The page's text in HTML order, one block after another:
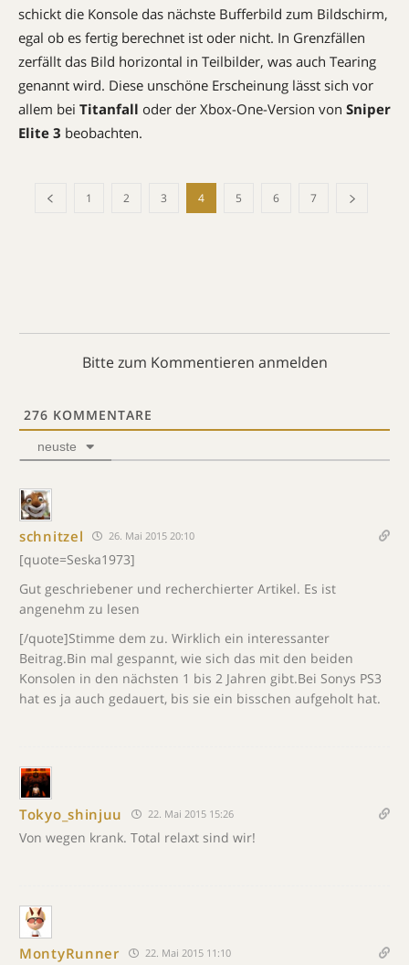
schickt die Konsole das nächste Bufferbild zum Bildschirm,
egal ob es fertig berechnet ist oder nicht. In Grenzfällen
zerfällt das Bild horizontal in Teilbilder, was auch Tearing
genannt wird. Diese unschöne Erscheinung lässt sich vor
allem bei Titanfall oder der Xbox-One-Version von Sniper
Elite 3 beobachten.
1 2 3 4 5 6 7
Bitte zum Kommentieren anmelden
276 KOMMENTARE
neuste
schnitzel 26. Mai 2015 20:10
[quote=Seska1973]
Gut geschriebener und recherchierter Artikel. Es ist
angenehm zu lesen
[/quote]Stimme dem zu. Wirklich ein interessanter
Beitrag.Bin mal gespannt, wie sich das mit den beiden
Konsolen in den nächsten 1 bis 2 Jahren gibt.Bei Sonys PS3
hat es ja auch gedauert, bis sie ein bisschen aufgeholt hat.
Tokyo_shinjuu 22. Mai 2015 15:26
Von wegen krank. Total relaxt sind wir!
MontyRunner 22. Mai 2015 11:10